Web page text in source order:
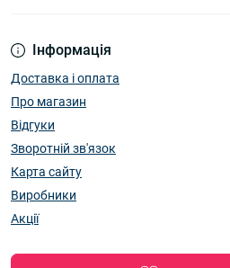
Інформація
Доставка і оплата
Про магазин
Відгуки
Зворотній зв'язок
Карта сайту
Виробники
Акції